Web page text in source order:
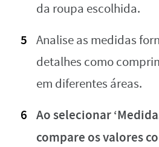
da roupa escolhida.
Analise as medidas
detalhes como
em diferentes áreas.
Ao selecionar
compare os valores